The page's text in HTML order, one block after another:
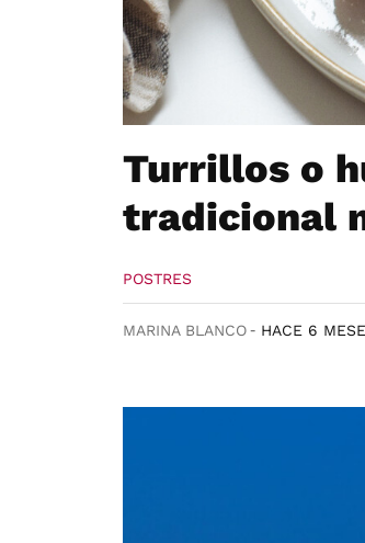
Turrillos o
tradicional
POSTRES
MARINA BLANCO HACE 6